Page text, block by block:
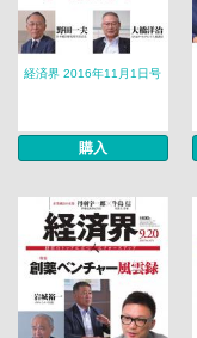
経済界 2016年11月1日号
購入